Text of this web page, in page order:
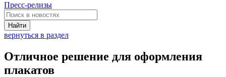
Пресс-релизы
Найти
вернуться в раздел
Отличное решение для оформления
плакатов